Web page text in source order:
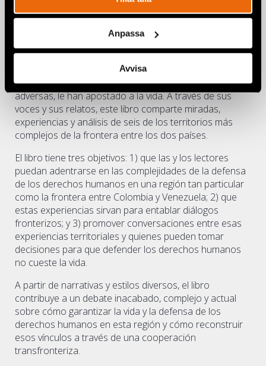
Anpassa
Avvisa
, un proyecto que cuenta con el apoyo
de la Embajada de Suecia en Colombia, es un retrato de
ese camino. Estas páginas, que representan la
frontera, de sus luchas e, incluso, de sus visiones del
mundo, son un homenaje a procesos de resistencia de
comunidades que, en medio de las condiciones más
adversas, le han apostado a la vida. A través de sus
voces y sus relatos, este libro comparte miradas,
experiencias y análisis de seis de los territorios más
complejos de la frontera entre los dos países.
El libro tiene tres objetivos: 1) que las y los lectores
puedan adentrarse en las complejidades de la defensa
de los derechos humanos en una región tan particular
como la frontera entre Colombia y Venezuela; 2) que
estas experiencias sirvan para entablar diálogos
fronterizos; y 3) promover conversaciones entre esas
experiencias territoriales y quienes pueden tomar
decisiones para que defender los derechos humanos
no cueste la vida.
A partir de narrativas y estilos diversos, el libro
contribuye a un debate inacabado, complejo y actual
sobre cómo garantizar la vida y la defensa de los
derechos humanos en esta región y cómo reconstruir
esos vínculos a través de una cooperación
transfronteriza.